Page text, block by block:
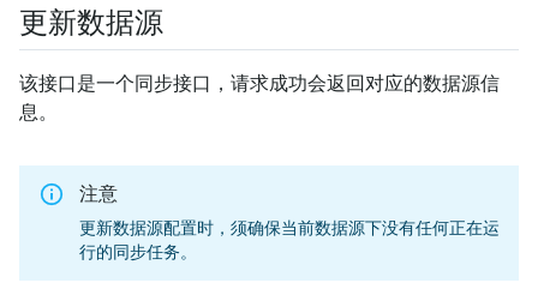
更新数据源
该接口是一个同步接口，请求成功会返回对应的数据源信
息。
注意
更新数据源配置时，须确保当前数据源下没有任何正在运
行的同步任务。